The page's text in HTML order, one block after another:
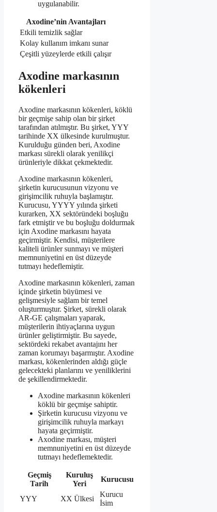
uygulanabilir.
Axodine’nin Avantajları
Etkili temizlik sağlar
Kolay kullanım imkanı sunar
Çeşitli yüzeylerde etkili çalışır
Axodine markasının
kökenleri
Axodine markasının kökenleri, köklü
bir geçmişe sahip olan bir şirket
tarafından atılmıştır. Bu şirket, YYY
tarihinde XX ülkesinde kurulmuştur.
Kurulduğu günden beri, Axodine
markası sürekli olarak yenilikçi
ürünleriyle dikkat çekmektedir.
Axodine markasının kökenleri,
şirketin kurucusunun vizyonu ve
girişimcilik ruhuyla başlamıştır.
Kurucusu, YYYY yılında şirketi
kurarken, XX sektöründeki boşluğu
fark etmiştir ve bu boşluğu doldurmak
için Axodine markasını hayata
geçirmiştir. Kendisi, müşterilere
kaliteli ürünler sunmayı ve müşteri
memnuniyetini en üst düzeyde
tutmayı hedeflemiştir.
Axodine markasının kökenleri, zaman
içinde şirketin büyümesi ve
gelişmesiyle sağlam bir temel
oluşturmuştur. Şirket, sürekli olarak
AR-GE çalışmaları yaparak,
müşterilerin ihtiyaçlarına uygun
ürünler geliştirmiştir. Bu sayede,
sektördeki rekabet avantajını her
zaman korumayı başarmıştır. Axodine
markası, kökenlerinden aldığı güçle
gelecekteki planlarını ve yeniliklerini
de şekillendirmektedir.
Axodine markasının kökenleri
köklü bir geçmişe sahiptir.
Şirketin kurucusu vizyonu ve
girişimcilik ruhuyla markayı
hayata geçirmiştir.
Axodine markası, müşteri
memnuniyetini en üst düzeyde
tutmayı hedeflemektedir.
Geçmiş
Tarih
Kuruluş
Yeri
Kurucusu
YYY XX Ülkesi
Kurucu
İsim